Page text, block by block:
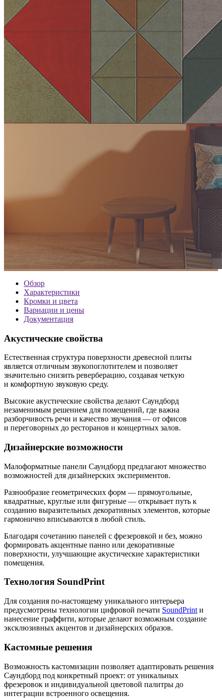
Обзор
Характеристики
Кромки и цвета
Вариации и цены
Документация
Акустические свойства
Естественная структура поверхности древесной плиты
является отличным звукопоглотителем и позволяет
значительно снизить реверберацию, создавая четкую
и комфортную звуковую среду.
Высокие акустические свойства делают Саундборд
незаменимым решением для помещений, где важна
разборчивость речи и качество звучания — от офисов
и переговорных до ресторанов и концертных залов.
Дизайнерские возможности
Малоформатные панели Саундборд предлагают множество
возможностей для дизайнерских экспериментов.
Разнообразие геометрических форм — прямоугольные,
квадратные, круглые или фигурные — открывает путь к
созданию выразительных декоративных элементов, которые
гармонично вписываются в любой стиль.
Благодаря сочетанию панелей с фрезеровкой и без, можно
формировать акцентные панно или декоративные
поверхности, улучшающие акустические характеристики
помещения.
Технология SoundPrint
Для создания по-настоящему уникального интерьера
предусмотрены технологии цифровой печати SoundPrint и
нанесение граффити, которые делают возможным создание
эксклюзивных акцентов и дизайнерских образов.
Кастомные решения
Возможность кастомизации позволяет адаптировать решения
Саундборд под конкретный проект: от уникальных
фрезеровок и индивидуальной цветовой палитры до
интеграции встроенного освещения.